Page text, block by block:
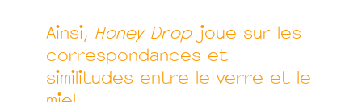
Ainsi,Honey Drop joue sur les
correspondances et
similitudes entre le verre et le